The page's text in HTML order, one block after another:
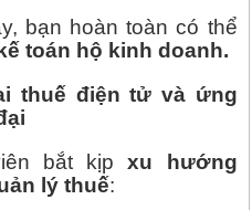
bạn hoàn toàn có thể
toán hộ kinh doanh.
thuế điện tử và ứng
bắt kịpxu hướng
lý thuế: